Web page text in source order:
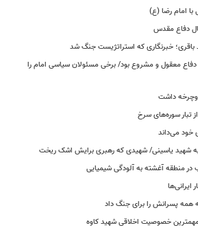
امام رضا (ع)
خبرنگاری که استراتژیست جنگ شد
معقول و مشروع بود/ برخی مسئولان سیاسی امام را
داشت
تبار سوره‌های سرخ
خود می‌داند
شهید یاسینی/ شهیدی که رهبری برایش اشک ریخت
در منطقه آغشته به آلودگی شیمیایی
ایرانی‌ها
همه پسرانش را برای جنگ داد
خصوصیت اخلاقی شهید کاوه